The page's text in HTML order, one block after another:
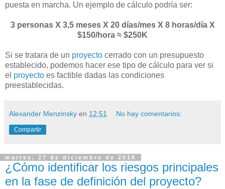
puesta en marcha. Un ejemplo de cálculo podría ser:
3 personas X 3,5 meses X 20 días/mes X 8 horas/día X
$150/hora ≈ $250K
Si se tratara de un proyecto cerrado con un presupuesto
establecido, podemos hacer ese tipo de cálculo para ver si
el proyecto es factible dadas las condiciones
preestablecidas.
Alexander Menzinsky en 12:51 No hay comentarios:
Compartir
martes, 27 de diciembre de 2016
¿Cómo identificar los riesgos principales
en la fase de definición del proyecto?